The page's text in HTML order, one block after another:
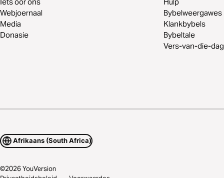
Webjoernaal
Media
Donasie
Bybelweergawes
Klankbybels
Bybeltale
Vers-van-die-dag
Afrikaans (South Africa)
©2026YouVersion